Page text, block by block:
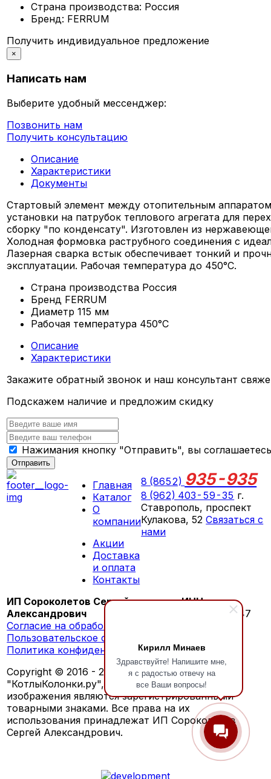
Кирилл Минаев
Здравствуйте! Напишите мне,
я с радостью отвечу на
все Ваши вопросы!
Страна производства: Россия
Бренд: FERRUM
Получить индивидуальное предложение
×
Написать нам
Выберите удобный мессенджер:
Позвонить нам
Получить консультацию
Описание
Характеристики
Документы
Стартовый элемент между отопительным
установки на патрубок теплового агрегата для
сборку "по конденсату". Изготовлен из
Холодная формовка раструбного соединения с
Лазерная сварка встык обеспечивает тонкий и
эксплуатации. Рабочая температура до 450°С.
Страна производства Россия
Бренд FERRUM
Диаметр 115 мм
Рабочая температура 450°С
Описание
Характеристики
Закажите обратный звонок и наш консультант
Подскажем наличие и предложим скидку
Нажимания кнопку "Отправить", вы
Отправить
Главная
Каталог
О
компании
Акции
Доставка
и оплата
Контакты
8 (8652) 935-935
8 (962) 403-59-35 г.
Ставрополь, проспект
Кулакова, 52Связаться с
нами
ИП Сороколетов Сергей
Александрович
ИНН:
260603276147
Согласие на обработку персональных данных
Пользовательское соглашение
Политика конфиденциальности
Copyright © 2016 - 2026 г. Обозначения
"КотлыКолонки.ру", "KotlyKolonki.ru", а также
изображения являются зарегистрированными
товарными знаками. Все права на их
использования принадлежат ИП Сороколетов
Сергей Александрович.